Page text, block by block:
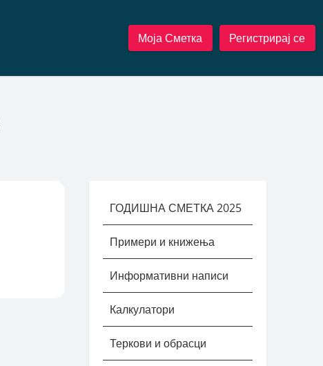
Моја Сметка Регистрирај се
ГОДИШНА СМЕТКА 2025
Примери и книжења
Информативни написи
Калкулатори
Теркови и обрасци